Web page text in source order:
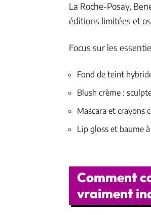
La Roche-Posay,
éditions limitées et
Focus sur les
Fond de teint
Blush crème :
Mascara et crayons
Lip gloss et baume
Comment
vraiment